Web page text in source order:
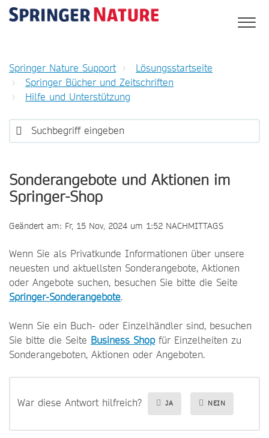
Springer Nature Support
Lösungsstartseite
Springer Bücher und Zeitschriften
Hilfe und Unterstützung
Sonderangebote und Aktionen im
Springer-Shop
Geändert am: Fr, 15 Nov, 2024 um 1:52 NACHMITTAGS
Wenn Sie als Privatkunde Informationen über unsere
neuesten und aktuellsten Sonderangebote, Aktionen
oder Angebote suchen, besuchen Sie bitte die Seite
Springer-Sonderangebote.
Wenn Sie ein Buch- oder Einzelhändler sind, besuchen
Sie bitte die Seite Business Shopfür Einzelheiten zu
Sonderangeboten, Aktionen oder Angeboten.
War diese Antwort hilfreich? JA NEIN